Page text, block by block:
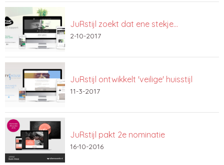
JuRstijl zoekt dat ene stekje…
2-10-2017
JuRstijl ontwikkelt 'veilige' huisstijl
11-3-2017
JuRstijl pakt 2e nominatie
16-10-2016